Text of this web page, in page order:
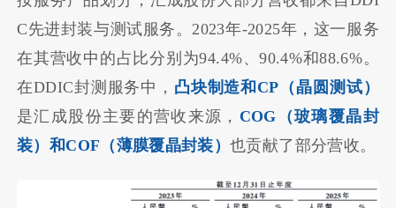
C先进封装与测试服务。2023年-2025年，这一服务
在其营收中的占比分别为94.4%、90.4%和88.6%。
在DDIC封测服务中， 凸块制造和CP（晶圆测试）
是汇成股份主要的营收来源， COG（玻璃覆晶封
装）和COF（薄膜覆晶封装）也贡献了部分营收。